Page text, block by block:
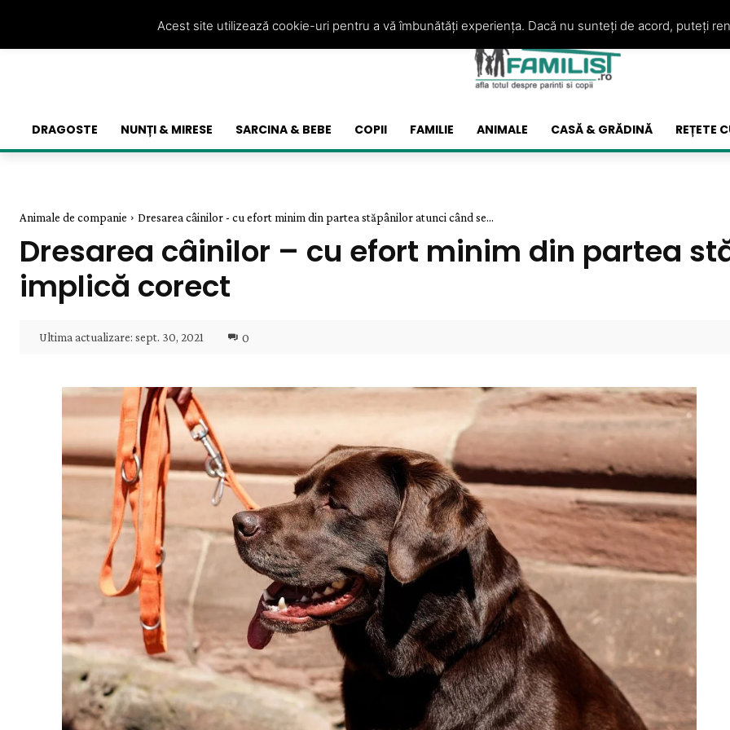
DRAGOSTE NUNȚI & MIRESE SARCINA & BEBE COPII FAMILIE ANIMALE CASĂ & GRĂDINĂ REȚETE
Animale de companie Dresarea câinilor - cu efort minim din partea stăpânilor atunci când se...
Dresarea câinilor – cu efort minim din partea
implică corect
Ultima actualizare: sept. 30, 2021 0
Acest site utilizează cookie-uri pentru a vă îmbunătăți experiența. Dacă nu sunteți de acord, puteți